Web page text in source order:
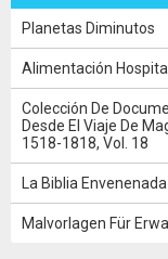
Planetas Diminutos
Alimentación
Colección De
Desde El Viaje De
1518-1818, Vol. 18
La Biblia Envenenada
Malvorlagen Für